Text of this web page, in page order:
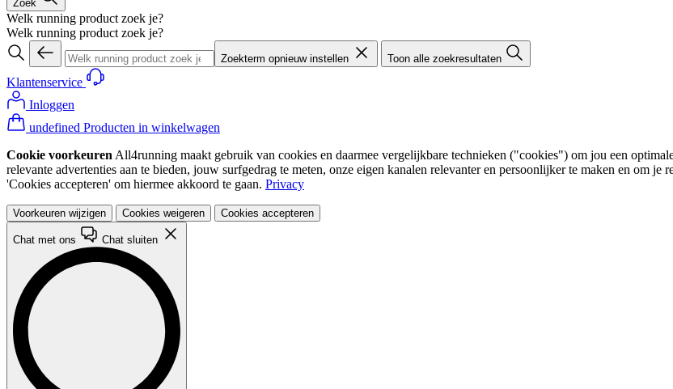
Zoek
Welk running product zoek je?
Welk running product zoek je?
Zoekterm opnieuw instellen Toon alle zoekresultaten
Klantenservice
Inloggen
undefined Producten in winkelwagen
Cookie voorkeuren All4running maakt gebruik van cookies en daarmee vergelijkbare technieken ("cookies") om jou een
relevante advertenties aan te bieden, jouw surfgedrag te meten, onze eigen kanalen relevanter en persoonlijker te maken en om
'Cookies accepteren' om hiermee akkoord te gaan. Privacy
Voorkeuren wijzigen Cookies weigeren Cookies accepteren
Chat met ons Chat sluiten